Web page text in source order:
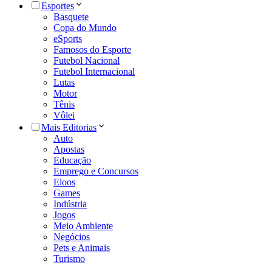
Esportes
Basquete
Copa do Mundo
eSports
Famosos do Esporte
Futebol Nacional
Futebol Internacional
Lutas
Motor
Tênis
Vôlei
Mais Editorias
Auto
Apostas
Educação
Emprego e Concursos
Eloos
Games
Indústria
Jogos
Meio Ambiente
Negócios
Pets e Animais
Turismo